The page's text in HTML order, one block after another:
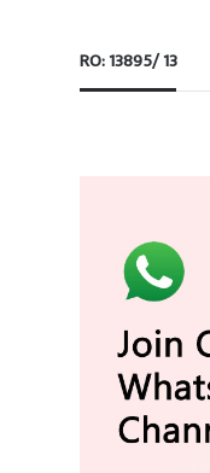
RO: 13895/ 13